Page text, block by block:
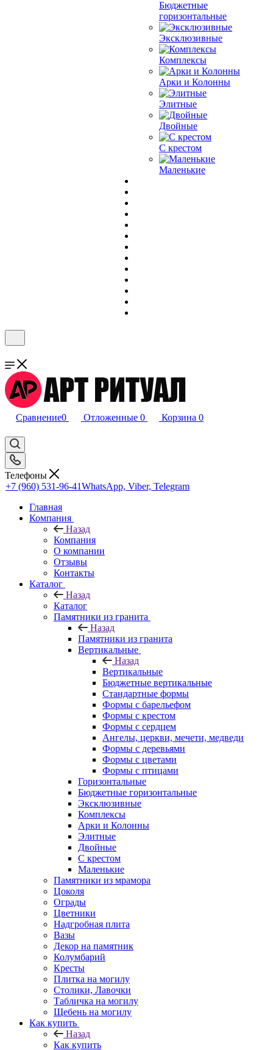
Бюджетные
горизонтальные
Эксклюзивные
Комплексы
Арки и Колонны
Элитные
Двойные
С крестом
Маленькие
Сравнение0 Отложенные 0 Корзина 0
Телефоны
+7 (960) 531-96-41WhatsApp, Viber, Telegram
Главная
Компания
Назад
Компания
О компании
Отзывы
Контакты
Каталог
Назад
Каталог
Памятники из гранита
Назад
Памятники из гранита
Вертикальные
Назад
Вертикальные
Бюджетные вертикальные
Стандартные формы
Формы с барельефом
Формы с крестом
Формы с сердцем
Ангелы, церкви, мечети, медведи
Формы с деревьями
Формы с цветами
Формы с птицами
Горизонтальные
Бюджетные горизонтальные
Эксклюзивные
Комплексы
Арки и Колонны
Элитные
Двойные
С крестом
Маленькие
Памятники из мрамора
Цоколя
Ограды
Цветники
Надгробная плита
Вазы
Декор на памятник
Колумбарий
Кресты
Плитка на могилу
Столики, Лавочки
Табличка на могилу
Щебень на могилу
Как купить
Назад
Как купить